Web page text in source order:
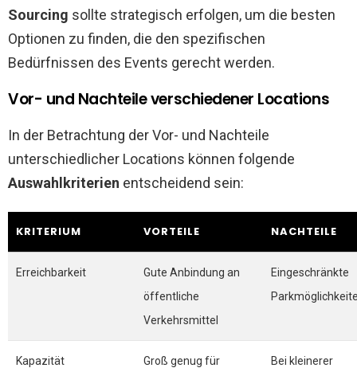
Sourcing sollte strategisch erfolgen, um die besten
Optionen zu finden, die den spezifischen
Bedürfnissen des Events gerecht werden.
Vor- und Nachteile verschiedener Locations
In der Betrachtung der Vor- und Nachteile
unterschiedlicher Locations können folgende
Auswahlkriterien entscheidend sein:
KRITERIUM VORTEILE NACHTEILE
Erreichbarkeit
Gute Anbindung an
öffentliche
Verkehrsmittel
Eingeschränkte
Kapazität
Groß genug für
Bei kleinerer